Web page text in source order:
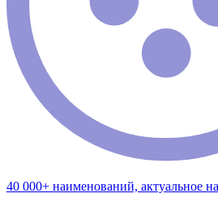
40 000+ наименований, актуальное